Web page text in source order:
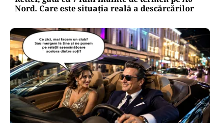
Nord. Care este situația reală a descărcărilor